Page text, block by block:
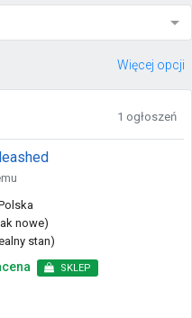
Więcej opcji
1 ogłoszeń
nowe)
stan)
SKLEP